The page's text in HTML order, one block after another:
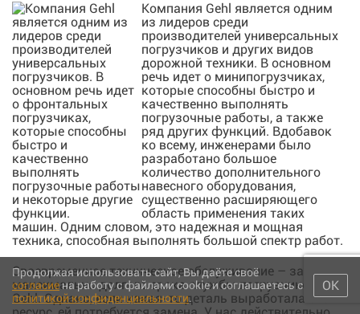
Компания Gehl является одним
из лидеров среди
производителей универсальных
погрузчиков и других видов
дорожной техники. В основном
речь идет о минипогрузчиках,
которые способны быстро и
качественно выполнять
погрузочные работы, а также
ряд других функций. Вдобавок
ко всему, инженерами было
разработано большое
количество дополнительного
навесного оборудования,
существенно расширяющего
область применения таких
машин. Одним словом, это надежная и мощная
техника, способная выполнять большой спектр работ.
Своевременное техническое обслуживание – залог
максимально долгого срока службы погрузчиков
Gehl. Однако, если какая-то деталь выработала свой
Продолжая использовать сайт, Вы даёте своё
согласиена работу с файлами cookie и соглашаетесь с
политикой конфиденциальности.
ОК